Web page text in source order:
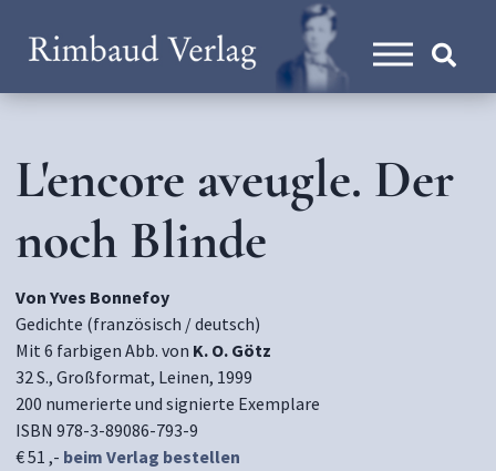
L'encore aveugle. Der
noch Blinde
Von Yves Bonnefoy
Gedichte (französisch / deutsch)
Mit 6 farbigen Abb. von K. O. Götz
32 S., Großformat, Leinen, 1999
200 numerierte und signierte Exemplare
ISBN 978-3-89086-793-9
€ 51 ,- beim Verlag bestellen